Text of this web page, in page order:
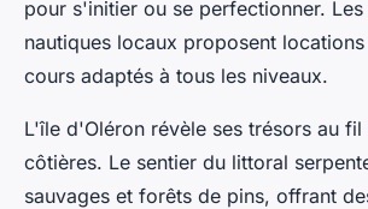
pour s'initier ou se perfectionner. Les
nautiques locaux proposent
cours adaptés à tous les niveaux.
L'île d'Oléron révèle ses trésors au fil
côtières. Le sentier du littoral
sauvages et forêts de pins, offrant